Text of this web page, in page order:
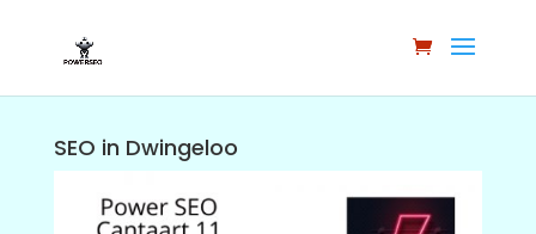
SEO in Dwingeloo